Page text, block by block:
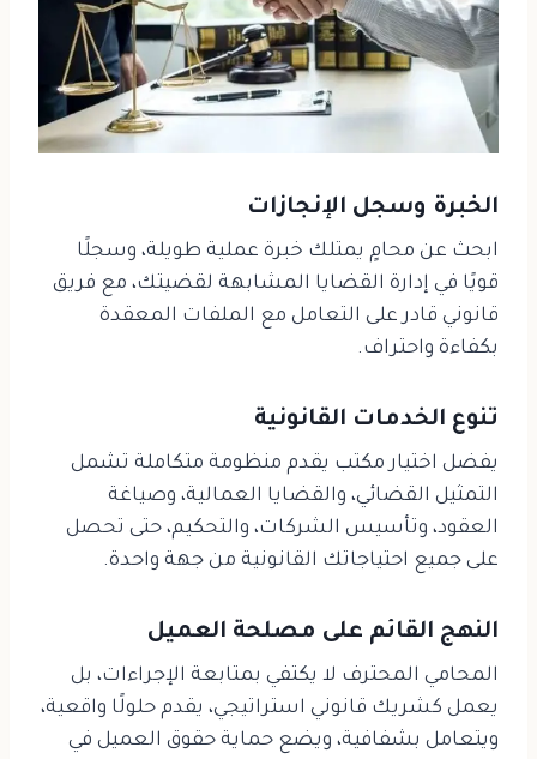
الخبرة وسجل الإنجازات
ابحث عن محامٍ يمتلك خبرة عملية طويلة، وسجلًا
قويًا في إدارة القضايا المشابهة لقضيتك، مع فريق
قانوني قادر على التعامل مع الملفات المعقدة
بكفاءة واحتراف.
تنوع الخدمات القانونية
يفضل اختيار مكتب يقدم منظومة متكاملة تشمل
التمثيل القضائي، والقضايا العمالية، وصياغة
العقود، وتأسيس الشركات، والتحكيم، حتى تحصل
على جميع احتياجاتك القانونية من جهة واحدة.
النهج القائم على مصلحة العميل
المحامي المحترف لا يكتفي بمتابعة الإجراءات، بل
يعمل كشريك قانوني استراتيجي، يقدم حلولًا واقعية،
ويتعامل بشفافية، ويضع حماية حقوق العميل في